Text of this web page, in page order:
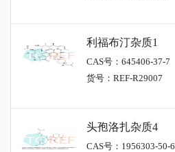
利福布汀杂质1
CAS号：645406-37-7
货号：REF-R29007
头孢洛扎杂质4
CAS号：1956303-50-6